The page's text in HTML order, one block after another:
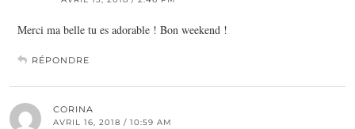
Merci ma belle tu es adorable ! Bon weekend !
RÉPONDRE
CORINA
AVRIL 16, 2018 / 10:59 AM